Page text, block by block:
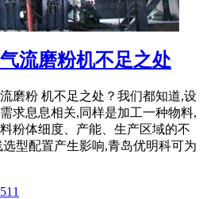
流磨粉机不足之处
磨粉 机不足之处？我们都知道,设
求息息相关,同样是加工一种物料,
粉体细度、产能、生产区域的不
型配置产生影响,青岛优明科可为